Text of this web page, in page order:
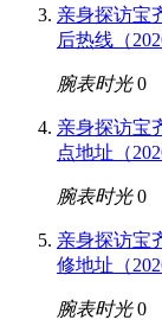
亲身探访宝
后热线（
腕表时光 0
亲身探访宝
点地址（
腕表时光 0
亲身探访宝
修地址（
腕表时光 0